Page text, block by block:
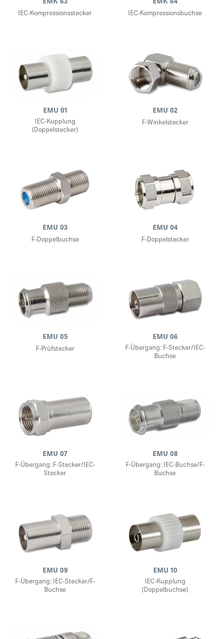
EMK 63
IEC-Kompressionsstecker
EMK 64
IEC-Kompressionsbuchse
EMU 01
IEC-Kupplung
(Doppelstecker)
EMU 02
F-Winkelstecker
EMU 03
F-Doppelbuchse
EMU 04
F-Doppelstecker
EMU 05
F-Prüfstecker
EMU 06
F-Übergang: F-Stecker/IEC-
Buchse
EMU 07
F-Übergang: F-Stecker/IEC-
Stecker
EMU 08
F-Übergang: IEC-Buchse/F-
Buchse
EMU 09
F-Übergang: IEC-Stecker/F-
Buchse
EMU 10
IEC-Kupplung
(Doppelbuchse)